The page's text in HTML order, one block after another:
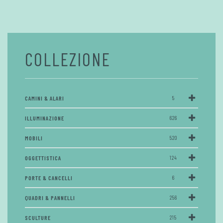
COLLEZIONE
CAMINI & ALARI 5
ILLUMINAZIONE 626
MOBILI 520
OGGETTISTICA 124
PORTE & CANCELLI 6
QUADRI & PANNELLI 256
SCULTURE 215